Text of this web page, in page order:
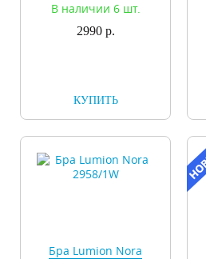
В наличии 6 шт.
2990 р.
КУПИТЬ
Бра Lumion Nora